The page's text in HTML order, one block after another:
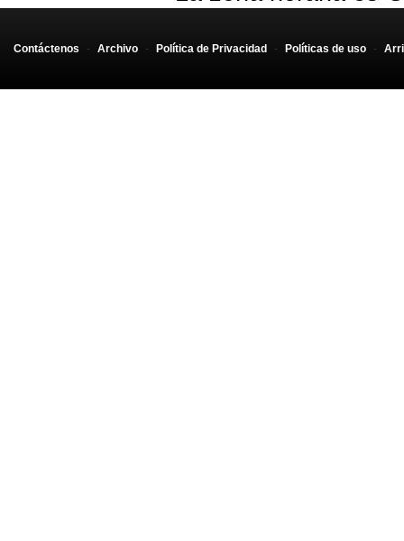
Contáctenos - Archivo - Política de Privacidad - Políticas de uso -